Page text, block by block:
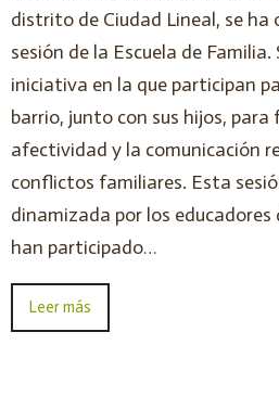
distrito de Ciudad Lineal, se ha
sesión de la Escuela de
iniciativa en la que participan
barrio, junto con sus hijos,
afectividad y la comunicación
conflictos familiares. Esta
dinamizada por los educadores
han participado…
Leer más